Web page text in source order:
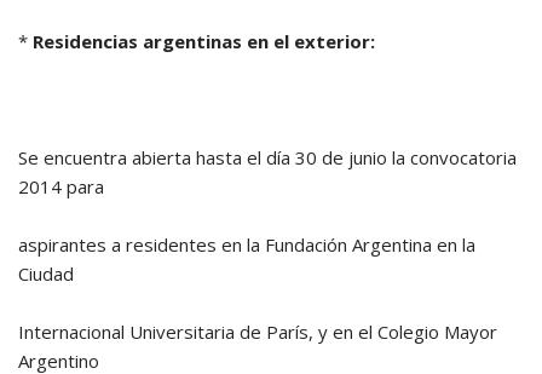
* Residencias argentinas en el exterior:
Se encuentra abierta hasta el día 30 de junio la convocatoria
2014 para
aspirantes a residentes en la Fundación Argentina en la
Ciudad
Internacional Universitaria de París, y en el Colegio Mayor
Argentino